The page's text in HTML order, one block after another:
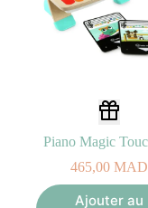
465,00 MAD
Ajouter au